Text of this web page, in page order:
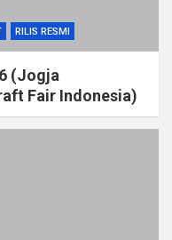
RILIS RESMI
(Jogja
Fair Indonesia)